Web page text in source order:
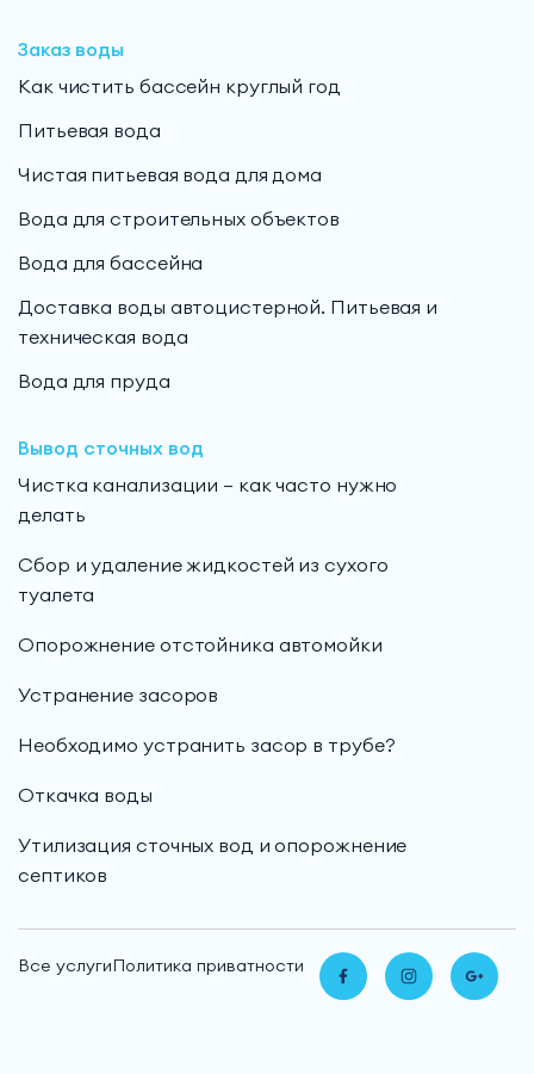
Заказ воды
Как чистить бассейн круглый год
Питьевая вода
Чистая питьевая вода для дома
Вода для строительных объектов
Вода для бассейна
Доставка воды автоцистерной. Питьевая и
техническая вода
Вода для пруда
Вывод сточных вод
Чистка канализации — как часто нужно
делать
Сбор и удаление жидкостей из сухого
туалета
Опорожнение отстойника автомойки
Устранение засоров
Необходимо устранить засор в трубе?
Откачка воды
Утилизация сточных вод и опорожнение
септиков
Все услугиПолитика приватности